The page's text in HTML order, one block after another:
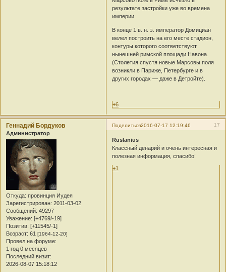
результате застройки уже во времена
империи.
В конце 1 в. н. э. император Домициан
велел построить на его месте стадион,
контуры которого соответствуют
нынешней римской площади Навона.
(Столетия спустя новые Марсовы поля
возникли в Париже, Петербурге и в
других городах — даже в Детройте).
+6
Поделиться 17
2016-07-17 12:19:46
Геннадий Бордуков
Администратор
Откуда: провинция Иудея
Зарегистрирован: 2011-03-02
Сообщений: 49297
Уважение: [+4769/-19]
Позитив: [+11545/-1]
Возраст: 61 [1964-12-20]
Провел на форуме:
1 год 0 месяцев
Последний визит:
2026-08-07 15:18:12
Ruslanius
Классный денарий и очень интересная и
полезная информация, спасибо!
+1